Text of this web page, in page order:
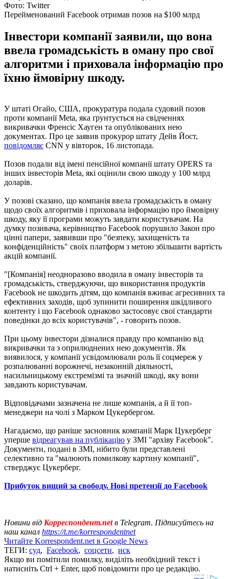
Фото: Twitter
Перейменований Facebook отримав позов на $100 млрд
Інвестори компанії заявили, що вона
ввела громадськість в оману про свої
алгоритми і приховала інформацію про
їхню ймовірну шкоду.
У штаті Огайо, США, прокуратура подала судовий позов
проти компанії Meta, яка ґрунтується на свідченнях
викривачки Френсіс Хауген та опублікованих нею
документах. Про це заявив прокурор штату Дейв Йост,
повідомляє CNN у вівторок, 16 листопада.
Позов подали від імені пенсійної компанії штату OPERS та
інших інвесторів Meta, які оцінили свою шкоду у 100 млрд
доларів.
У позові сказано, що компанія ввела громадськість в оману
щодо своїх алгоритмів і приховала інформацію про ймовірну
шкоду, яку її програми можуть завдати користувачам. На
думку позивача, керівництво Facebook порушило Закон про
цінні папери, заявивши про "безпеку, захищеність та
конфіденційність" своїх платформ з метою збільшити вартість
акцій компанії.
"[Компанія] неодноразово вводила в оману інвесторів та
громадськість, стверджуючи, що використання продуктів
Facebook не шкодить дітям, що компанія вживає агресивних та
ефективних заходів, щоб зупинити поширення шкідливого
контенту і що Facebook однаково застосовує свої стандарти
поведінки до всіх користувачів", - говорить позов.
При цьому інвестори дізналися правду про компанію від
викривачки та з оприлюднених нею документів. Як
виявилося, у компанії усвідомлювали роль її соцмереж у
розпалюванні ворожнечі, незаконній діяльності,
насильницькому екстремізмі та значній шкоді, яку вони
завдають користувачам.
Відповідачами зазначена не лише компанія, а й її топ-
менеджери на чолі з Марком Цукербергом.
Нагадаємо, що раніше засновник компанії Марк Цукерберг
уперше відреагував на публікацію у ЗМІ "архіву Facebook".
Документи, подані в ЗМІ, нібито були представлені
селективно та "малюють помилкову картину компанії",
стверджує Цукерберг.
Прибуток вищий за свободу. Нові претензії до Facebook
Новини від Корреспондент.netв Telegram. Підписуйтесь на
наш канал https://t.me/korrespondentnet
Читайте Korrespondent.net в Google News
ТЕГИ: суд, Facebook, соцсети, иск
Якщо ви помітили помилку, виділіть необхідний текст і
натисніть Ctrl + Enter, щоб повідомити про це редакцію.